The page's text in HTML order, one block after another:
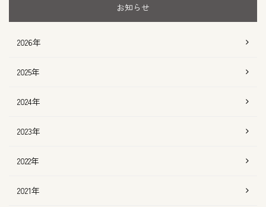
お知らせ
2026年
2025年
2024年
2023年
2022年
2021年